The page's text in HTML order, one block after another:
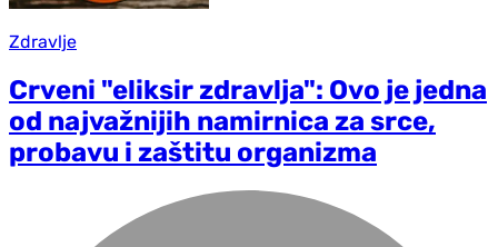
Zdravlje
Crveni "eliksir zdravlja": Ovo je jedna
od najvažnijih namirnica za srce,
probavu i zaštitu organizma